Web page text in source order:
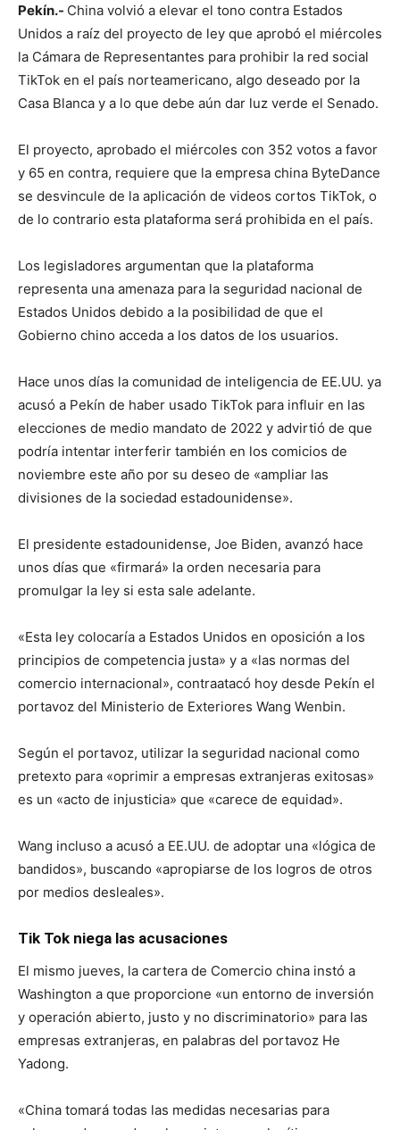
Pekín.- China volvió a elevar el tono contra Estados
Unidos a raíz del proyecto de ley que aprobó el miércoles
la Cámara de Representantes para prohibir la red social
TikTok en el país norteamericano, algo deseado por la
Casa Blanca y a lo que debe aún dar luz verde el Senado.
El proyecto, aprobado el miércoles con 352 votos a favor
y 65 en contra, requiere que la empresa china ByteDance
se desvincule de la aplicación de videos cortos TikTok, o
de lo contrario esta plataforma será prohibida en el país.
Los legisladores argumentan que la plataforma
representa una amenaza para la seguridad nacional de
Estados Unidos debido a la posibilidad de que el
Gobierno chino acceda a los datos de los usuarios.
Hace unos días la comunidad de inteligencia de EE.UU. ya
acusó a Pekín de haber usado TikTok para influir en las
elecciones de medio mandato de 2022 y advirtió de que
podría intentar interferir también en los comicios de
noviembre este año por su deseo de «ampliar las
divisiones de la sociedad estadounidense».
El presidente estadounidense, Joe Biden, avanzó hace
unos días que «firmará» la orden necesaria para
promulgar la ley si esta sale adelante.
«Esta ley colocaría a Estados Unidos en oposición a los
principios de competencia justa» y a «las normas del
comercio internacional», contraatacó hoy desde Pekín el
portavoz del Ministerio de Exteriores Wang Wenbin.
Según el portavoz, utilizar la seguridad nacional como
pretexto para «oprimir a empresas extranjeras exitosas»
es un «acto de injusticia» que «carece de equidad».
Wang incluso a acusó a EE.UU. de adoptar una «lógica de
bandidos», buscando «apropiarse de los logros de otros
por medios desleales».
Tik Tok niega las acusaciones
El mismo jueves, la cartera de Comercio china instó a
Washington a que proporcione «un entorno de inversión
y operación abierto, justo y no discriminatorio» para las
empresas extranjeras, en palabras del portavoz He
Yadong.
«China tomará todas las medidas necesarias para